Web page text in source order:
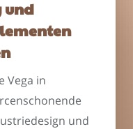
und
Vega in
und